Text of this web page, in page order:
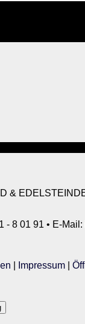
&
- 8 01 91 • E-Mail:
Impressum